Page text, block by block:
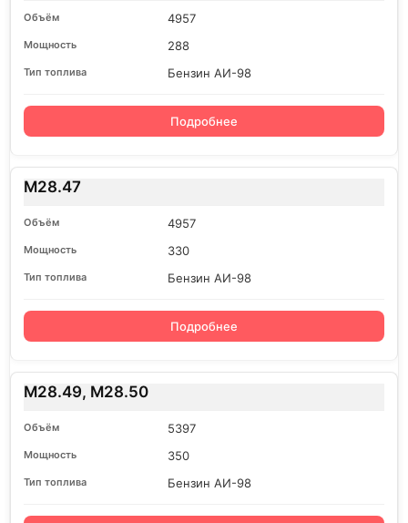
4957
288
Бензин АИ-98
Подробнее
M28.47
4957
330
Бензин АИ-98
Подробнее
M28.49, M28.50
5397
350
Бензин АИ-98